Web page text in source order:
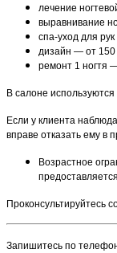
лечение
выравнивание
спа-уход для
дизайн — от 150
ремонт 1 ногтя
В салоне
Если у клиента
вправе отказать ему в
Возрастное
Проконсультируйтесь
Запишитесь по